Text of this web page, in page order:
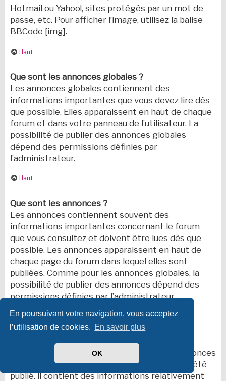
En poursuivant votre navigation, vous acceptez
l’utilisation de cookies. En savoir plus
OK
Hotmail ou Yahoo!, sites protégés par un mot de
passe, etc. Pour afficher l’image, utilisez la balise
BBCode [img].
Haut
Que sont les annonces globales ?
Les annonces globales contiennent des
informations importantes que vous devez lire dès
que possible. Elles apparaissent en haut de chaque
forum et dans votre panneau de l’utilisateur. La
possibilité de publier des annonces globales
dépend des permissions définies par
l’administrateur.
Haut
Que sont les annonces ?
Les annonces contiennent souvent des
informations importantes concernant le forum
que vous consultez et doivent être lues dès que
possible. Les annonces apparaissent en haut de
chaque page du forum dans lequel elles sont
publiées. Comme pour les annonces globales, la
possibilité de publier des annonces dépend des
permissions définies par l’administrateur.
Haut
Que sont les sujets épinglés ?
Un sujet épinglé apparaît en dessous des annonces
sur la première page du forum dans lequel il a été
publié. il contient des informations relativement